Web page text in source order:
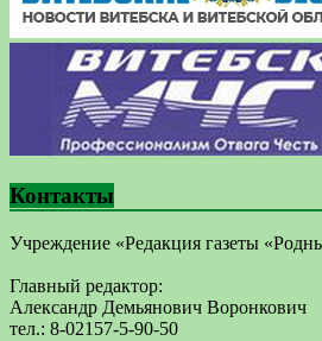
Контакты
Учреждение «Редакция газеты
Главный редактор:
Александр Демьянович Воронкович
тел.: 8-02157-5-90-50